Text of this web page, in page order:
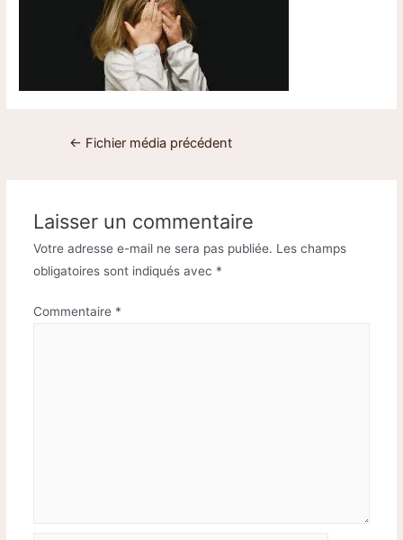
← Fichier média précédent
Laisser un commentaire
Votre adresse e-mail ne sera pas publiée. Les champs
obligatoires sont indiqués avec *
Commentaire *